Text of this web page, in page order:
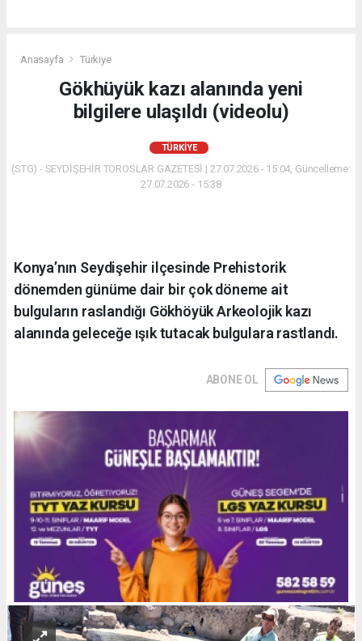
Anasayfa Türkiye
Gökhüyük kazı alanında yeni
bilgilere ulaşıldı (videolu)
TÜRKIYE
(STG) - SEYDİŞEHİR TOROSLAR GAZETESİ | 27.07.2026 - 15:04, Güncelleme:
27.07.2026 - 15:38
Konya’nın Seydişehir ilçesinde Prehistorik
dönemden günüme dair bir çok döneme ait
bulguların raslandığı Gökhöyük Arkeolojik kazı
alanında geleceğe ışık tutacak bulgulara rastlandı.
ABONE OL